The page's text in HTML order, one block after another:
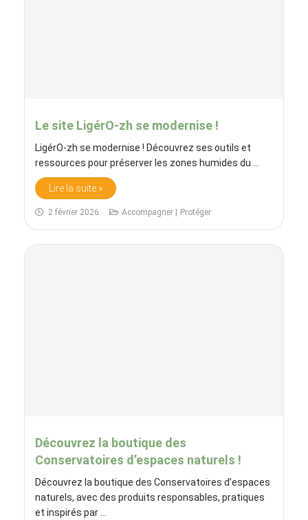
Le site LigérO-zh se modernise !
LigérO-zh se modernise ! Découvrez ses outils et
ressources pour préserver les zones humides du ...
Lire la suite »
2 février 2026 Accompagner | Protéger
Découvrez la boutique des
Conservatoires d’espaces naturels !
Découvrez la boutique des Conservatoires d’espaces
naturels, avec des produits responsables, pratiques
et inspirés par ...